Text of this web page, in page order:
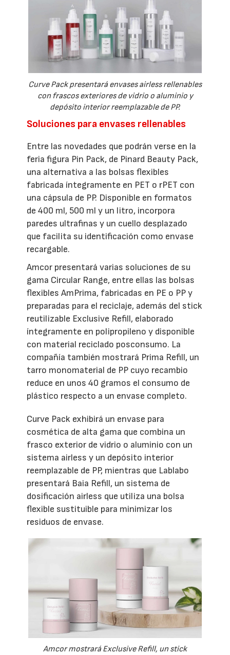
Curve Pack presentará envases airless rellenables
con frascos exteriores de vidrio o aluminio y
depósito interior reemplazable de PP.
Soluciones para envases rellenables
Entre las novedades que podrán verse en la
feria figura Pin Pack, de Pinard Beauty Pack,
una alternativa a las bolsas flexibles
fabricada íntegramente en PET o rPET con
una cápsula de PP. Disponible en formatos
de 400 ml, 500 ml y un litro, incorpora
paredes ultrafinas y un cuello desplazado
que facilita su identificación como envase
recargable.
Amcor presentará varias soluciones de su
gama Circular Range, entre ellas las bolsas
flexibles AmPrima, fabricadas en PE o PP y
preparadas para el reciclaje, además del stick
reutilizable Exclusive Refill, elaborado
íntegramente en polipropileno y disponible
con material reciclado posconsumo. La
compañía también mostrará Prima Refill, un
tarro monomaterial de PP cuyo recambio
reduce en unos 40 gramos el consumo de
plástico respecto a un envase completo.
Curve Pack exhibirá un envase para
cosmética de alta gama que combina un
frasco exterior de vidrio o aluminio con un
sistema airless y un depósito interior
reemplazable de PP, mientras que Lablabo
presentará Baia Refill, un sistema de
dosificación airless que utiliza una bolsa
flexible sustituible para minimizar los
residuos de envase.
Amcor mostrará Exclusive Refill, un stick